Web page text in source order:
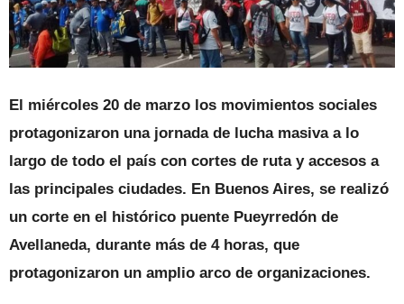
El miércoles 20 de marzo los movimientos sociales
protagonizaron una jornada de lucha masiva a lo
largo de todo el país con cortes de ruta y accesos a
las principales ciudades. En Buenos Aires, se realizó
un corte en el histórico puente Pueyrredón de
Avellaneda, durante más de 4 horas, que
protagonizaron un amplio arco de organizaciones.